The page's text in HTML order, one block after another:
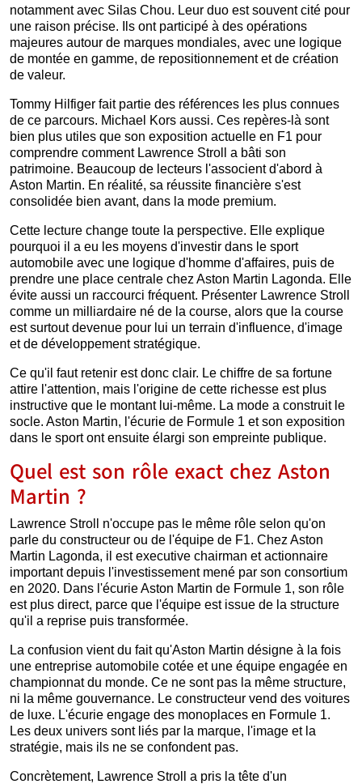
notamment avec Silas Chou. Leur duo est souvent cité pour
une raison précise. Ils ont participé à des opérations
majeures autour de marques mondiales, avec une logique
de montée en gamme, de repositionnement et de création
de valeur.
Tommy Hilfiger fait partie des références les plus connues
de ce parcours. Michael Kors aussi. Ces repères-là sont
bien plus utiles que son exposition actuelle en F1 pour
comprendre comment Lawrence Stroll a bâti son
patrimoine. Beaucoup de lecteurs l'associent d'abord à
Aston Martin. En réalité, sa réussite financière s'est
consolidée bien avant, dans la mode premium.
Cette lecture change toute la perspective. Elle explique
pourquoi il a eu les moyens d'investir dans le sport
automobile avec une logique d'homme d'affaires, puis de
prendre une place centrale chez Aston Martin Lagonda. Elle
évite aussi un raccourci fréquent. Présenter Lawrence Stroll
comme un milliardaire né de la course, alors que la course
est surtout devenue pour lui un terrain d'influence, d'image
et de développement stratégique.
Ce qu'il faut retenir est donc clair. Le chiffre de sa fortune
attire l'attention, mais l'origine de cette richesse est plus
instructive que le montant lui-même. La mode a construit le
socle. Aston Martin, l'écurie de Formule 1 et son exposition
dans le sport ont ensuite élargi son empreinte publique.
Quel est son rôle exact chez Aston
Martin ?
Lawrence Stroll n'occupe pas le même rôle selon qu'on
parle du constructeur ou de l'équipe de F1. Chez Aston
Martin Lagonda, il est executive chairman et actionnaire
important depuis l'investissement mené par son consortium
en 2020. Dans l'écurie Aston Martin de Formule 1, son rôle
est plus direct, parce que l'équipe est issue de la structure
qu'il a reprise puis transformée.
La confusion vient du fait qu'Aston Martin désigne à la fois
une entreprise automobile cotée et une équipe engagée en
championnat du monde. Ce ne sont pas la même structure,
ni la même gouvernance. Le constructeur vend des voitures
de luxe. L'écurie engage des monoplaces en Formule 1.
Les deux univers sont liés par la marque, l'image et la
stratégie, mais ils ne se confondent pas.
Concrètement, Lawrence Stroll a pris la tête d'un